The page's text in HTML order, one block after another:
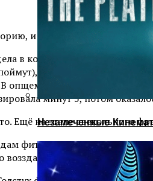
Незамеченные
и меня задело.
в кофейне. Пила нет, не
туфли на эффектных
опщем, барышне было не в
минут 5, потом
Ещё на этапе свекольного
фитоняш понимаю.
тебе, короче. А оно